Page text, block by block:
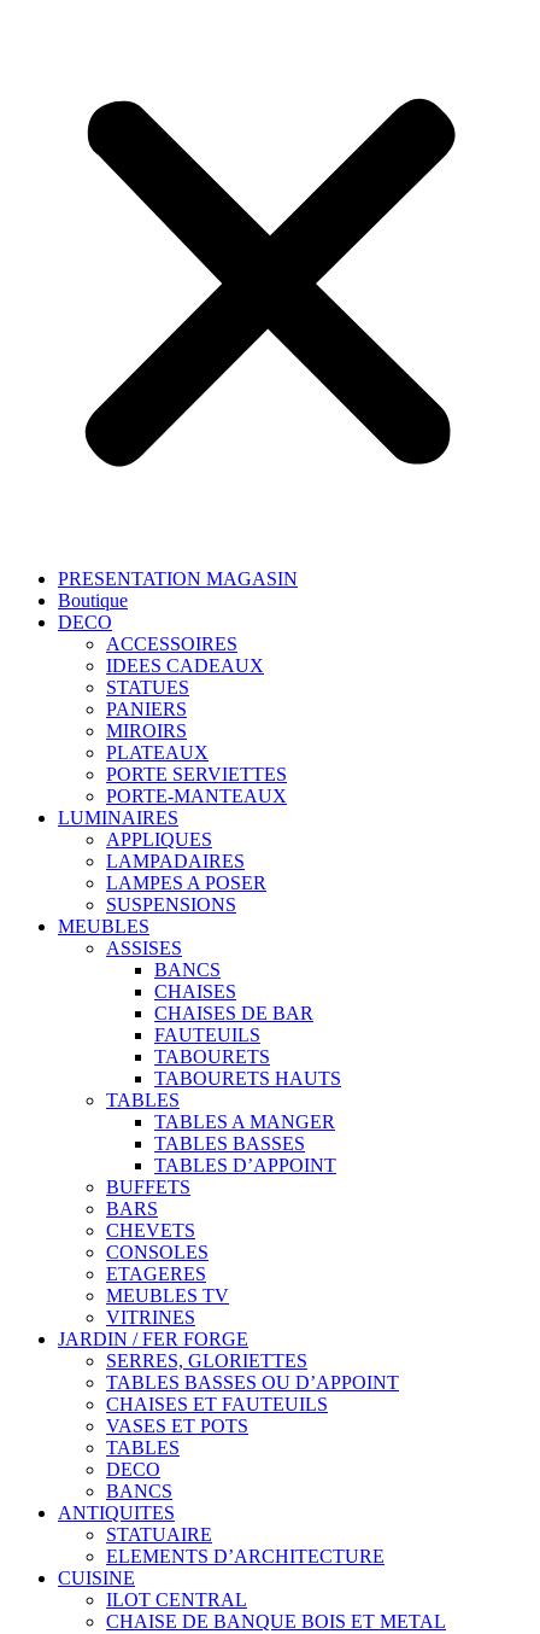
PRESENTATION MAGASIN
Boutique
DECO
ACCESSOIRES
IDEES CADEAUX
STATUES
PANIERS
MIROIRS
PLATEAUX
PORTE SERVIETTES
PORTE-MANTEAUX
LUMINAIRES
APPLIQUES
LAMPADAIRES
LAMPES A POSER
SUSPENSIONS
MEUBLES
ASSISES
BANCS
CHAISES
CHAISES DE BAR
FAUTEUILS
TABOURETS
TABOURETS HAUTS
TABLES
TABLES A MANGER
TABLES BASSES
TABLES D’APPOINT
BUFFETS
BARS
CHEVETS
CONSOLES
ETAGERES
MEUBLES TV
VITRINES
JARDIN / FER FORGE
SERRES, GLORIETTES
TABLES BASSES OU D’APPOINT
CHAISES ET FAUTEUILS
VASES ET POTS
TABLES
DECO
BANCS
ANTIQUITES
STATUAIRE
ELEMENTS D’ARCHITECTURE
CUISINE
ILOT CENTRAL
CHAISE DE BANQUE BOIS ET METAL